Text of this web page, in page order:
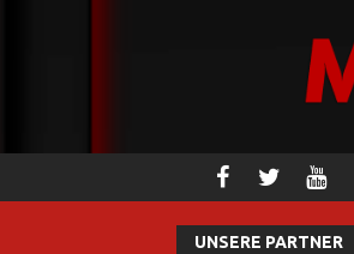
UNSERE PARTNER